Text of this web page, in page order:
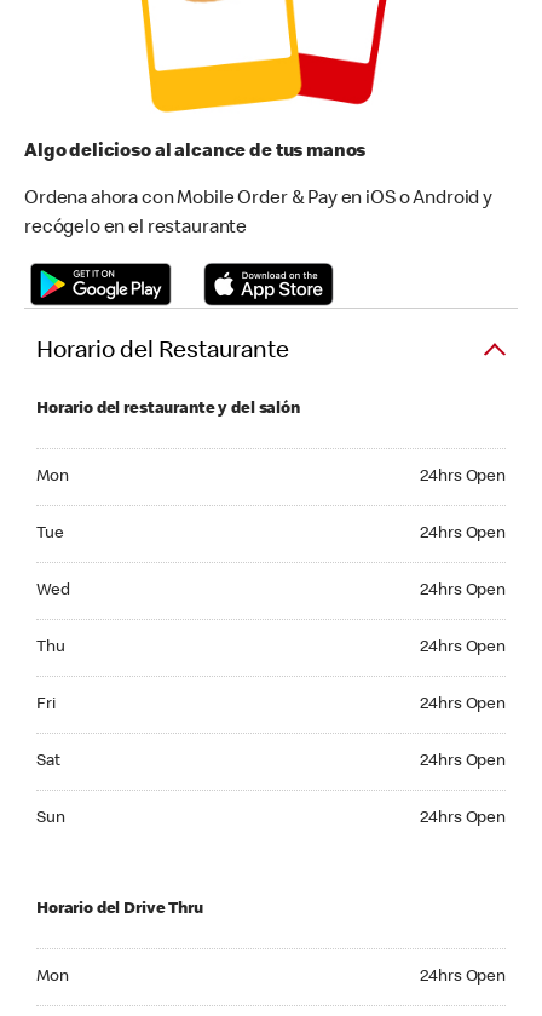
Algo delicioso al alcance de tus manos
Ordena ahora con Mobile Order & Pay en iOS o Android y
recógelo en el restaurante
Horario del Restaurante
Horario del restaurante y del salón
Mon 24hrs Open
Tue 24hrs Open
Wed 24hrs Open
Thu 24hrs Open
Fri 24hrs Open
Sat 24hrs Open
Sun 24hrs Open
Horario del Drive Thru
Mon 24hrs Open